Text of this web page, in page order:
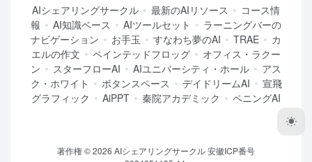
AIシェアリングサークル 最新のAIリソース
コース情
報
AI知識ベース AIツールセット
ラーニングバーの
ナビゲーション
お手玉 すなわち夢のAI TRAE
カ
エルの作文
ペインテッドフロッグ
オフィス・ラクー
ン
スターフローAI AIユニバーシティ・ホール
アス
ク・ホワイト
ボタンスペース デイドリームAI
宣飛
グラフィック
AiPPT 秦院アカデミック ペニングAI
著作権 © 2026 AIシェアリングサークル安徽ICP番号